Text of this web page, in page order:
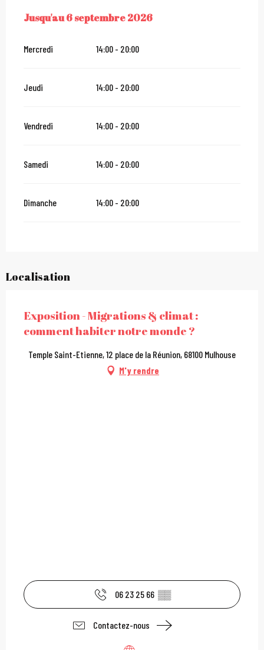
DU8 JUILLET 2026AU6 SEPTEMBRE 2026
Jusqu'au6 septembre 2026
Mercredi 14:00 - 20:00
Jeudi 14:00 - 20:00
Vendredi 14:00 - 20:00
Samedi 14:00 - 20:00
Dimanche 14:00 - 20:00
Localisation
Exposition - Migrations & climat :
comment habiter notre monde ?
Temple Saint-Etienne, 12 place de la Réunion, 68100 Mulhouse
M'y rendre
06 23 25 66 ▒▒
Contactez-nous